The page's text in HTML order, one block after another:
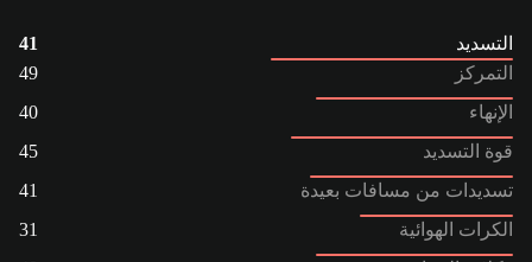
التسديد
41
التمركز
49
الإنهاء
40
قوة التسديد
45
تسديدات من مسافات بعيدة
41
الكرات الهوائية
31